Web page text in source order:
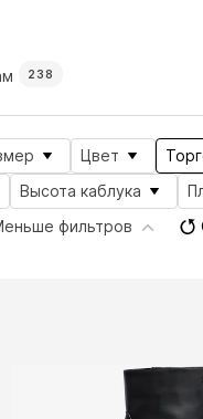
238
Цвет
Высота каблука
фильтров